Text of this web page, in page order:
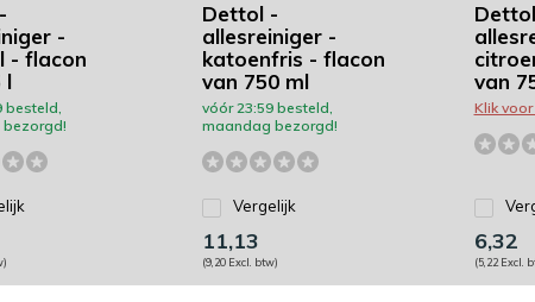
-
- flacon
l
besteld,
Dettol -
allesreiniger -
katoenfris - flacon
van 750 ml
vóór 23:59 besteld,
maandag bezorgd!
Vergelijk
11,13
(9,20 Excl. btw)
van
Klik
6,32
(5,22 Excl.